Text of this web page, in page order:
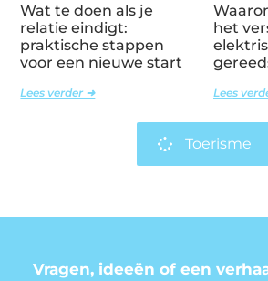
Wat te doen als je
relatie eindigt:
praktische stappen
voor een nieuwe start
Lees verder ➜
het
Lees
Toerisme
Vragen, ideeën of een